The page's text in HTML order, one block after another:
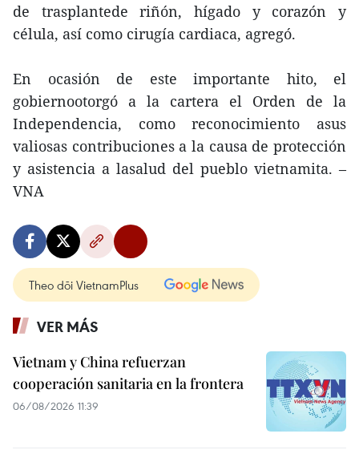
de trasplantede riñón, hígado y corazón y
célula, así como cirugía cardiaca, agregó.
En ocasión de este importante hito, el
gobiernootorgó a la cartera el Orden de la
Independencia, como reconocimiento asus
valiosas contribuciones a la causa de protección
y asistencia a lasalud del pueblo vietnamita. –
VNA
Theo dõi VietnamPlus
VER MÁS
Vietnam y China refuerzan
cooperación sanitaria en la frontera
06/08/2026 11:39